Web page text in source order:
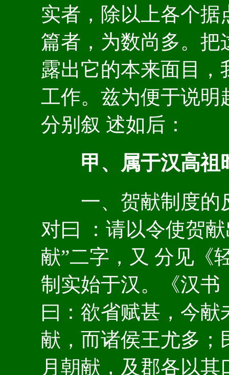
实者，除以上各个
篇者，为数尚多。把
露出它的本来面目
工作。兹为便于说明
分别叙 述如后：
甲、属于汉高祖
一、贺献制度的
对曰 ：请以令使贺
献”二字，又 分见《
制实始于汉。《汉书
曰：欲省赋甚，今
献，而诸侯王尤多；
月朝献，及郡各以